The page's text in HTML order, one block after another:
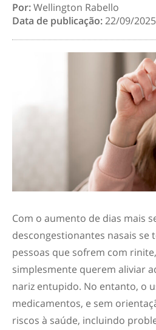
Por:Wellington Rabello
Data de publicação:22/09/
Com o aumento de dias mais
descongestionantes nasais se
pessoas que sofrem com
simplesmente querem aliviar
nariz entupido. No entanto, o
medicamentos, e sem
riscos à saúde, incluindo